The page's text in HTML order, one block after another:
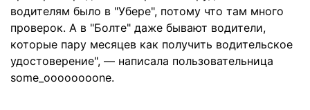
водителям было в "Убере", потому что там много
проверок. А в "Болте" даже бывают водители,
которые пару месяцев как получить водительское
удостоверение", — написала пользовательница
some_oooooooone.